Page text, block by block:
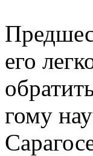
его
гому